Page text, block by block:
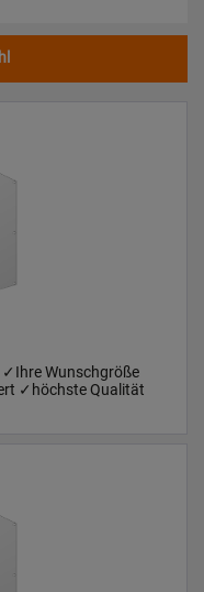
Wunschgröße
✓höchste Qualität